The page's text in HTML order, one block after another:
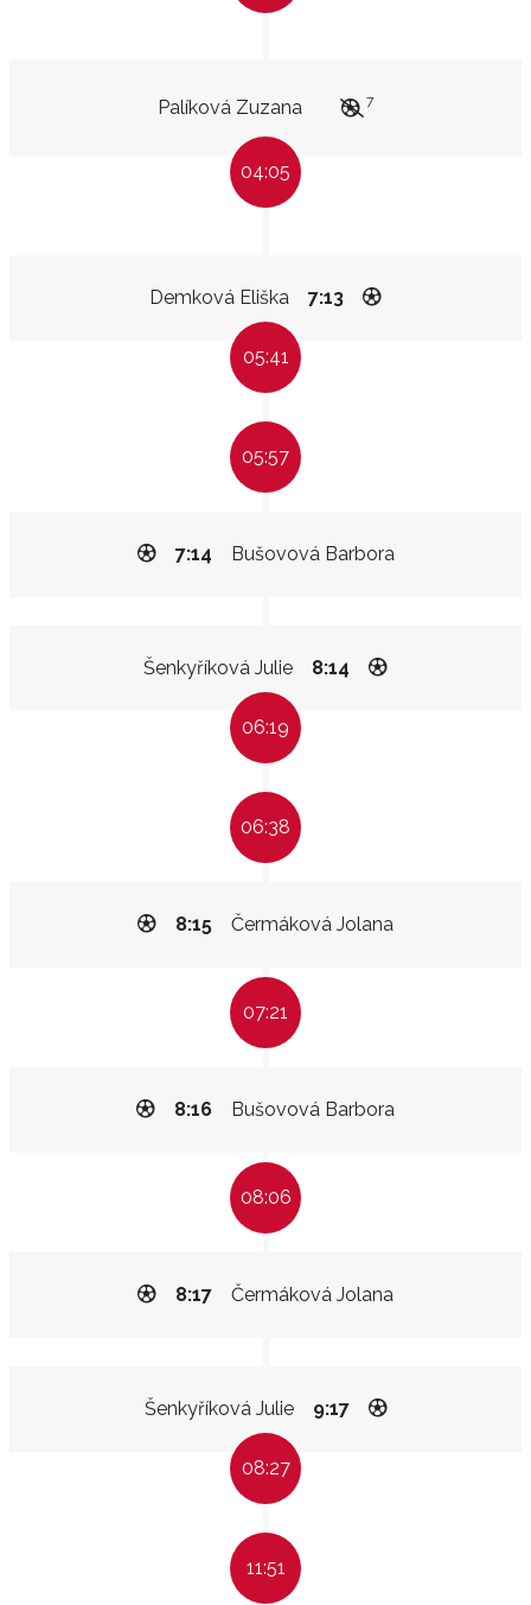
Palíková Zuzana 7
04:05
Demková Eliška 7:13
05:41
05:57
Bušovová Barbora
7:14
Šenkyříková Julie 8:14
06:19
06:38
Čermáková Jolana
8:15
07:21
Bušovová Barbora
8:16
08:06
Čermáková Jolana
8:17
Šenkyříková Julie 9:17
08:27
11:51